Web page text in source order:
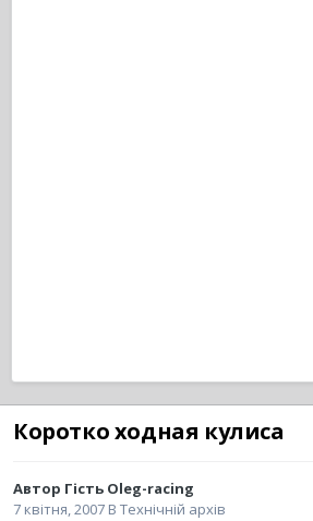
Коротко ходная кулиса
Автор Гість Oleg-racing
7 квітня, 2007 В Технічній архів